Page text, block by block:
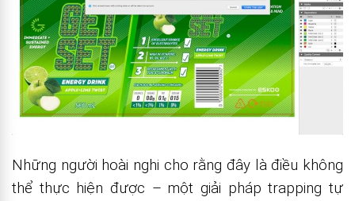
Những người hoài nghi cho rằng đây là điều không
thể thực hiện được – một giải pháp trapping tự